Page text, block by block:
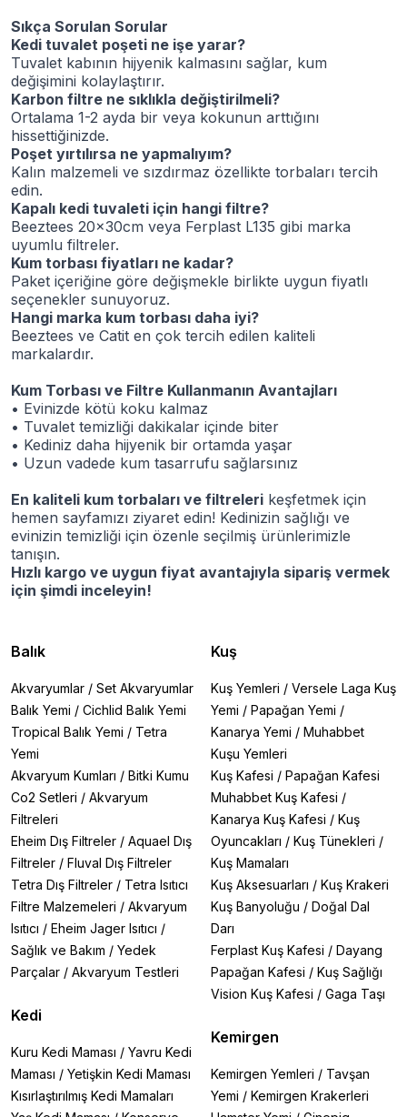
Sıkça Sorulan Sorular
Kedi tuvalet poşeti ne işe yarar?
Tuvalet kabının hijyenik kalmasını sağlar, kum
değişimini kolaylaştırır.
Karbon filtre ne sıklıkla değiştirilmeli?
Ortalama 1-2 ayda bir veya kokunun arttığını
hissettiğinizde.
Poşet yırtılırsa ne yapmalıyım?
Kalın malzemeli ve sızdırmaz özellikte torbaları tercih
edin.
Kapalı kedi tuvaleti için hangi filtre?
Beeztees 20x30cm veya Ferplast L135 gibi marka
uyumlu filtreler.
Kum torbası fiyatları ne kadar?
Paket içeriğine göre değişmekle birlikte uygun fiyatlı
seçenekler sunuyoruz.
Hangi marka kum torbası daha iyi?
Beeztees ve Catit en çok tercih edilen kaliteli
markalardır.
Kum Torbası ve Filtre Kullanmanın Avantajları
• Evinizde kötü koku kalmaz
• Tuvalet temizliği dakikalar içinde biter
• Kediniz daha hijyenik bir ortamda yaşar
• Uzun vadede kum tasarrufu sağlarsınız
En kaliteli kum torbaları ve filtreleri keşfetmek için
hemen sayfamızı ziyaret edin! Kedinizin sağlığı ve
evinizin temizliği için özenle seçilmiş ürünlerimizle
tanışın.
Hızlı kargo ve uygun fiyat avantajıyla sipariş vermek
için şimdi inceleyin!
Balık
Akvaryumlar / Set Akvaryumlar
Balık Yemi / Cichlid Balık Yemi
Tropical Balık Yemi / Tetra
Yemi
Akvaryum Kumları / Bitki Kumu
Co2 Setleri / Akvaryum
Filtreleri
Eheim Dış Filtreler / Aquael Dış
Filtreler / Fluval Dış Filtreler
Tetra Dış Filtreler / Tetra Isıtıcı
Filtre Malzemeleri / Akvaryum
Isıtıcı / Eheim Jager Isıtıcı /
Sağlık ve Bakım / Yedek
Parçalar / Akvaryum Testleri
Kedi
Kuru Kedi Maması / Yavru Kedi
Maması / Yetişkin Kedi Maması
Kısırlaştırılmış Kedi Mamaları
Kuş
Kuş Yemleri / Versele Laga Kuş
Yemi / Papağan Yemi /
Kanarya Yemi / Muhabbet
Kuşu Yemleri
Kuş Kafesi / Papağan Kafesi
Muhabbet Kuş Kafesi /
Kanarya Kuş Kafesi / Kuş
Oyuncakları / Kuş Tünekleri /
Kuş Mamaları
Kuş Aksesuarları / Kuş Krakeri
Kuş Banyoluğu / Doğal Dal
Darı
Ferplast Kuş Kafesi / Dayang
Papağan Kafesi / Kuş Sağlığı
Vision Kuş Kafesi / Gaga Taşı
Kemirgen
Kemirgen Yemleri / Tavşan
Yemi / Kemirgen Krakerleri